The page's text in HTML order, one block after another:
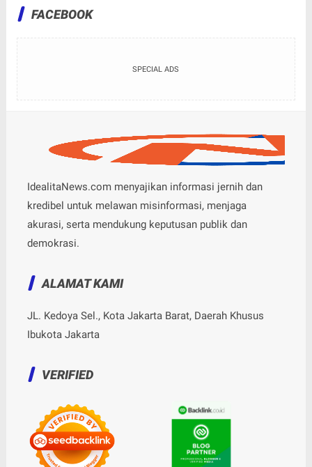
FACEBOOK
SPECIAL ADS
IdealitaNews.com menyajikan informasi jernih dan
kredibel untuk melawan misinformasi, menjaga
akurasi, serta mendukung keputusan publik dan
demokrasi.
ALAMAT KAMI
JL. Kedoya Sel., Kota Jakarta Barat, Daerah Khusus
Ibukota Jakarta
VERIFIED